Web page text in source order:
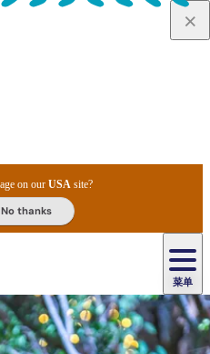
on ourUSA site?
No thanks
菜单